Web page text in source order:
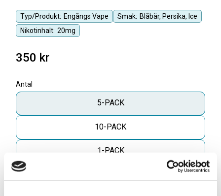
Typ/Produkt: Engångs Vape Smak: Blåbär, Persika, Ice
Nikotinhalt: 20mg
350 kr
Antal
5-PACK
10-PACK
1-PACK